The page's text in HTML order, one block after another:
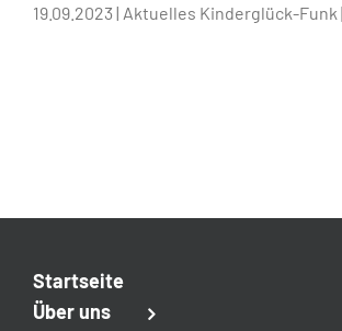
19.09.2023 | Aktuelles Kinderglück-
Startseite
Über uns